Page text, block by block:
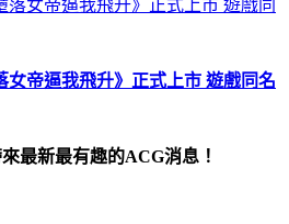
女帝逼我飛升》正式上市 遊戲同名
最新最有趣的ACG消息！